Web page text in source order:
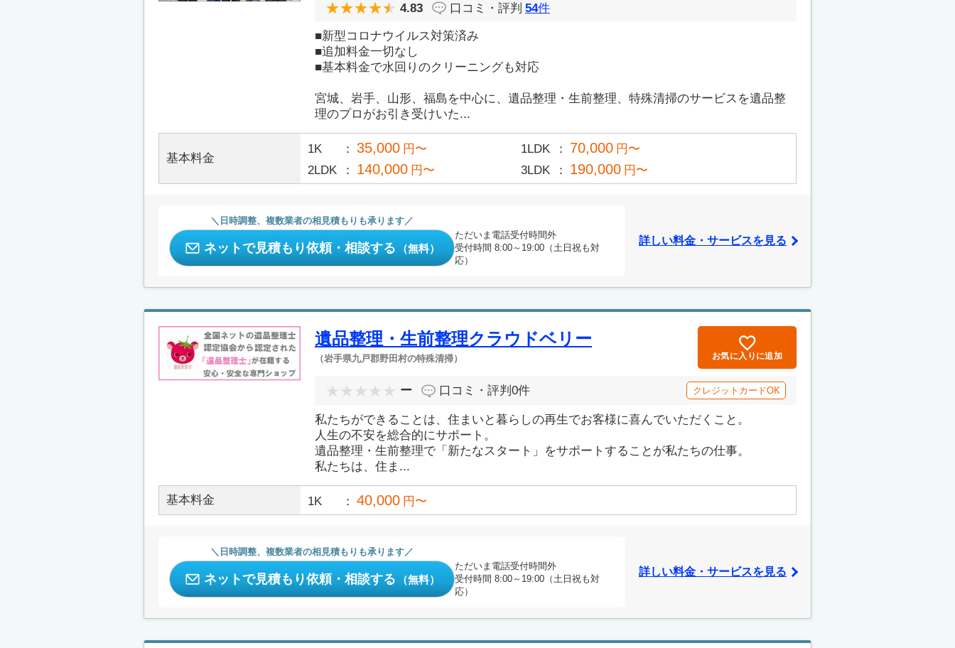
4.83 口コミ・評判 54件
■新型コロナウイルス対策済み
■追加料金一切なし
■基本料金で水回りのクリーニングも対応
宮城、岩手、山形、福島を中心に、遺品整理・生前整理、特殊清掃のサービスを遺品整
理のプロがお引き受けいた...
基本料金
1K 35,000 円〜 1LDK 70,000 円〜
2LDK
140,000 円〜 3LDK 190,000 円〜
日時調整、複数業者の相見積もりも承ります
ネットで見積もり依頼・相談する （無料）
ただいま電話受付時間外
受付時間 8:00～19:00（土日祝も対
応）
詳しい料金・サービスを見る
遺品整理・生前整理クラウドベリー
（岩手県九戸郡野田村の特殊清掃） お気に入りに追加
ー 口コミ・評判 0件 クレジットカードOK
私たちができることは、住まいと暮らしの再生でお客様に喜んでいただくこと。
人生の不安を総合的にサポート。
遺品整理・生前整理で「新たなスタート」をサポートすることが私たちの仕事。
私たちは、住ま...
基本料金 1K 40,000 円〜
日時調整、複数業者の相見積もりも承ります
ネットで見積もり依頼・相談する （無料）
ただいま電話受付時間外
受付時間 8:00～19:00（土日祝も対
応）
詳しい料金・サービスを見る